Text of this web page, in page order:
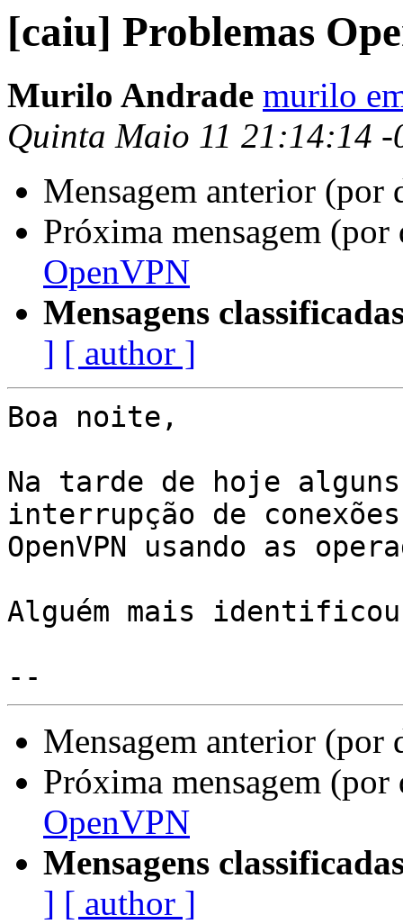
[caiu] Problemas
Murilo Andrade murilo
Quinta Maio 11 21:14:14 -
Mensagem anterior (por
Próxima mensagem
OpenVPN
Mensagens
] [ author ]
Boa noite,
Na tarde de hoje
interrupção de
OpenVPN usando as
Alguém mais identificou
Mensagem anterior (por
Próxima mensagem
OpenVPN
Mensagens
] [ author ]